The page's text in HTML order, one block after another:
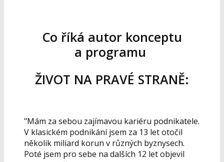
Co říká autor konceptu
a programu
ŽIVOT NA PRAVÉ STRANĚ:
"Mám za sebou zajímavou kariéru podnikatele.
V klasickém podnikání jsem za 13 let otočil
několik miliard korun v různých byznysech.
Poté jsem pro sebe na dalších 12 let objevil